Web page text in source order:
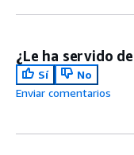
¿Le ha servido
Sí
No
Enviar comentarios